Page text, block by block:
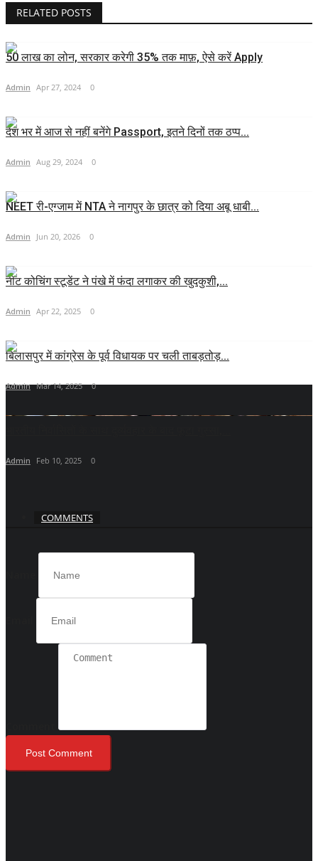
RELATED POSTS
50 लाख का लोन, सरकार करेगी 35% तक माफ़, ऐसे करें Apply
Admin Apr 27, 2024 0
देश भर में आज से नहीं बनेंगे Passport, इतने दिनों तक ठप्प...
Admin Aug 29, 2024 0
NEET री-एग्जाम में NTA ने नागपुर के छात्र को दिया अबू धाबी...
Admin Jun 20, 2026 0
नीट कोचिंग स्टूडेंट ने पंखे में फंदा लगाकर की खुदकुशी,...
Admin Apr 22, 2025 0
बिलासपुर में कांग्रेस के पूर्व विधायक पर चली ताबड़तोड़...
Admin Mar 14, 2025 0
Admin Feb 10, 2025 0
COMMENTS
Post Comment